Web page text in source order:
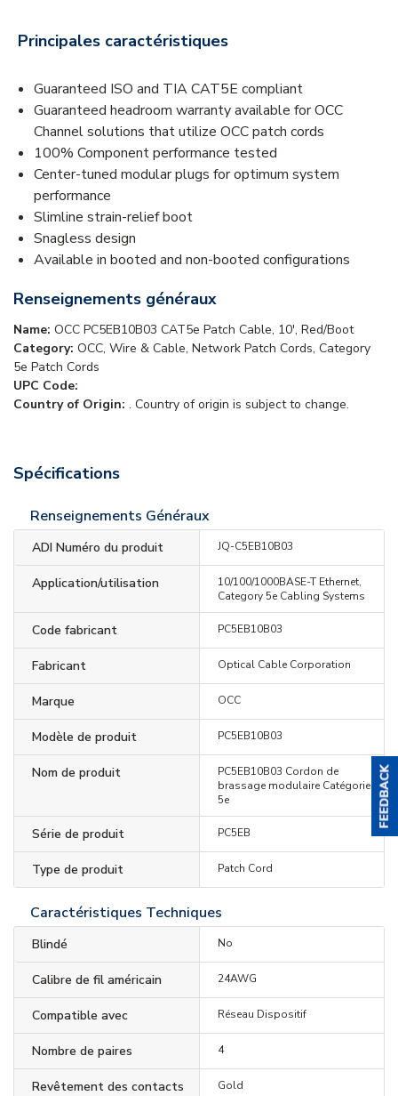
Principales caractéristiques
Guaranteed ISO and TIA CAT5E compliant
Guaranteed headroom warranty available for OCC
Channel solutions that utilize OCC patch cords
100% Component performance tested
Center-tuned modular plugs for optimum system
performance
Slimline strain-relief boot
Snagless design
Available in booted and non-booted configurations
Renseignements généraux
Name: OCC PC5EB10B03 CAT5e Patch Cable, 10', Red/Boot
Category: OCC, Wire & Cable, Network Patch Cords, Category
5e Patch Cords
UPC Code:
Country of Origin: . Country of origin is subject to change.
Spécifications
Renseignements Généraux
ADI Numéro du produit JQ-C5EB10B03
Application/utilisation
10/100/1000BASE-T Ethernet,
Category 5e Cabling Systems
Code fabricant PC5EB10B03
Fabricant Optical Cable Corporation
Marque OCC
Modèle de produit PC5EB10B03
Nom de produit
PC5EB10B03 Cordon de
brassage modulaire Catégorie
5e
Série de produit PC5EB
Type de produit Patch Cord
Caractéristiques Techniques
Blindé No
Calibre de fil américain 24AWG
Compatible avec Réseau Dispositif
Nombre de paires 4
Revêtement des contacts Gold